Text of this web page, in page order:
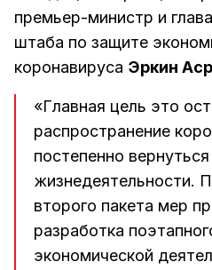
премьер-министр и
штаба по защите
коронавируса Эркин
«Главная цель это
распространение
постепенно
жизнедеятельности.
второго пакета мер
разработка
экономической